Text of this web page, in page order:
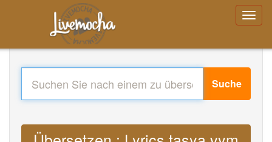
Suche